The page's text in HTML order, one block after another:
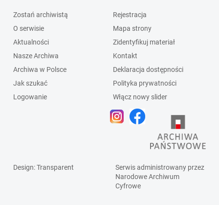
Zostań archiwistą
O serwisie
Aktualności
Nasze Archiwa
Archiwa w Polsce
Jak szukać
Logowanie
Rejestracja
Mapa strony
Zidentyfikuj materiał
Kontakt
Deklaracja dostępności
Polityka prywatności
Włącz nowy slider
Design: Transparent
Serwis administrowany przez
Narodowe Archiwum
Cyfrowe